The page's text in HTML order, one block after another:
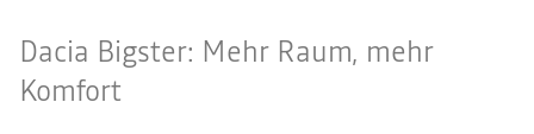
Dacia Bigster: Mehr Raum, mehr
Komfort